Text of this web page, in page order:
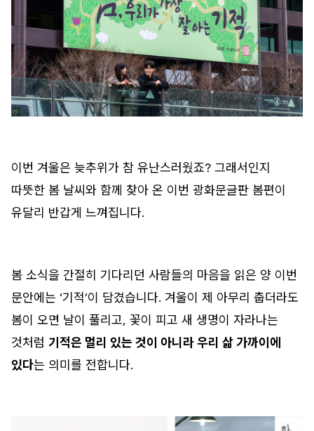
이번 겨울은 늦추위가 참 유난스러웠죠? 그래서인지
따뜻한 봄 날씨와 함께 찾아 온 이번 광화문글판 봄편이
유달리 반갑게 느껴집니다.
봄 소식을 간절히 기다리던 사람들의 마음을 읽은 양 이번
문안에는 ‘기적’이 담겼습니다. 겨울이 제 아무리 춥더라도
봄이 오면 날이 풀리고, 꽃이 피고 새 생명이 자라나는
것처럼 기적은 멀리 있는 것이 아니라 우리 삶 가까이에
있다는 의미를 전합니다.